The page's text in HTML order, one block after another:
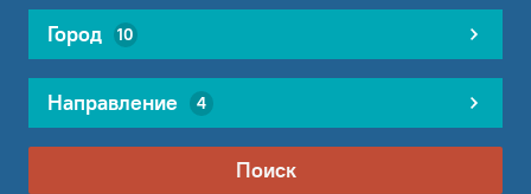
Город 10
Направление 4
Поиск